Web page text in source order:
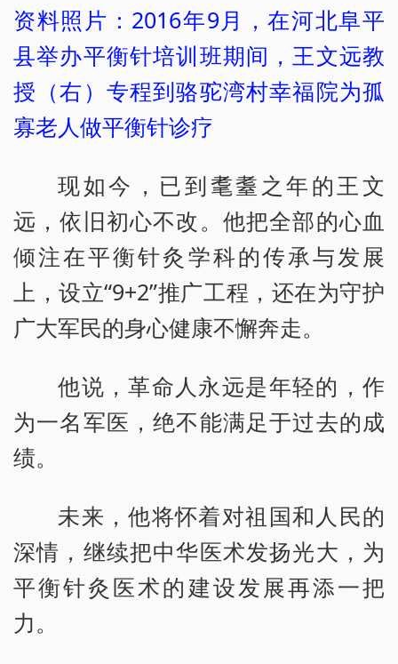
资料照片：2016年9月，在河北阜平
县举办平衡针培训班期间，王文远教
授（右）专程到骆驼湾村幸福院为孤
寡老人做平衡针诊疗
现如今，已到耄耋之年的王文
远，依旧初心不改。他把全部的心血
倾注在平衡针灸学科的传承与发展
上，设立“9+2”推广工程，还在为守护
广大军民的身心健康不懈奔走。
他说，革命人永远是年轻的，作
为一名军医，绝不能满足于过去的成
绩。
未来，他将怀着对祖国和人民的
深情，继续把中华医术发扬光大，为
平衡针灸医术的建设发展再添一把
力。